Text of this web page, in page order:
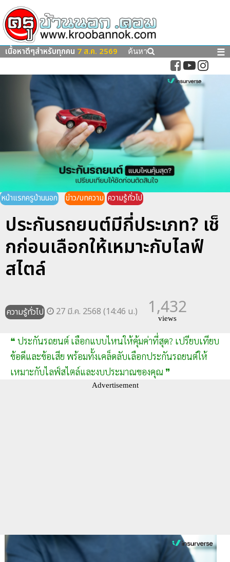
เนื้อหาดีๆสำหรับทุกคน 7 ส.ค. 2569 ค้นหา ☰
หน้าแรกครูบ้านนอก ข่าว/บทความ ความรู้ทั่วไป
ประกันรถยนต์มีกี่ประเภท? เช็
กก่อนเลือกให้เหมาะกับไลฟ์
สไตล์
ความรู้ทั่วไป 27 มี.ค. 2568 (14:46 น.) 1,432
views
❝ ประกันรถยนต์ เลือกแบบไหนให้คุ้มค่าที่สุด? เปรียบเทียบ
ข้อดีและข้อเสีย พร้อมทั้งเคล็ดลับเลือกประกันรถยนต์ให้
เหมาะกับไลฟ์สไตล์และงบประมาณของคุณ ❞
Advertisement